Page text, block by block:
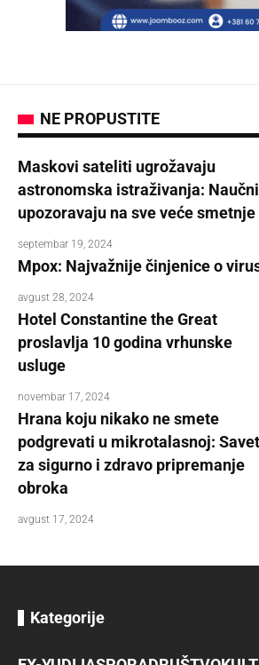
NE PROPUSTITE
Maskovi sateliti ugrožavaju
astronomska istraživanja:
upozoravaju na sve veće smetnje
septembar 19, 2024
Mpox: Najvažnije činjenice o
avgust 28, 2024
Hotel Constantine the Great
proslavlja 10 godina vrhunske
usluge
novembar 17, 2024
Hrana koju nikako ne smete
podgrevati u mikrotalasnoj:
za sigurno i zdravo pripremanje
obroka
avgust 17, 2024
Kategorije